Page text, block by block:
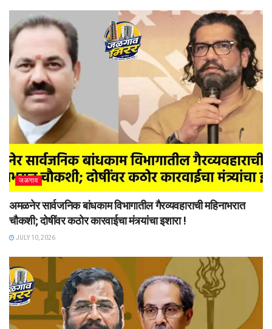
जळगाव
अमळनेर सार्वजनिक बांधकाम विभागातील गैरव्यवहाराची महिनाभरात
चौकशी; दोषींवर कठोर कारवाईचा मंत्र्यांचा इशारा !
JULY 10, 2026